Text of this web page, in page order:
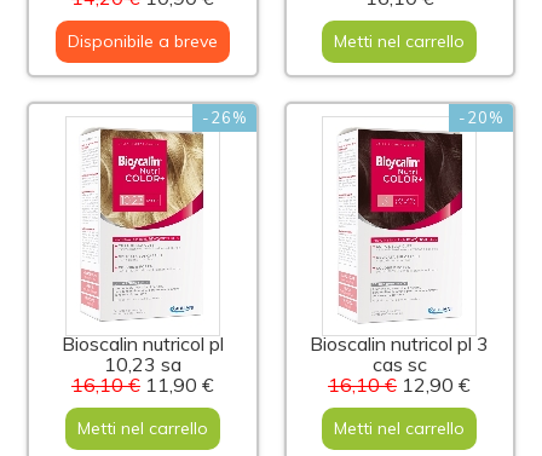
Disponibile a breve Metti nel carrello
-26%
Bioscalin nutricol pl
10,23 sa
16,10 €11,90 €
Metti nel carrello
-20%
Bioscalin nutricol pl 3
cas sc
16,10 € 12,90 €
Metti nel carrello